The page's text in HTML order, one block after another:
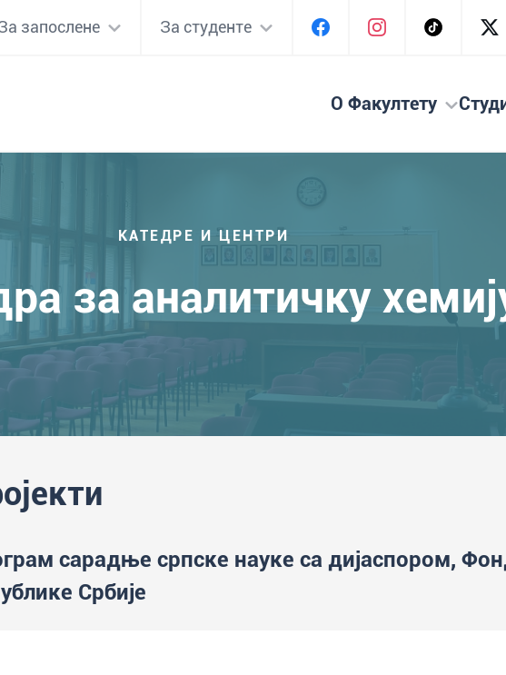
запослене За студенте
О Факултету
КАТЕДРЕ И ЦЕНТРИ
за аналитичку
сарадње српске науке са дијаспором,
Србије